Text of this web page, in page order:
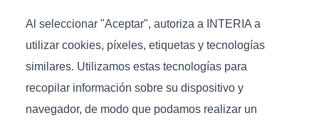
Al seleccionar "Aceptar", autoriza a INTERIA a
utilizar cookies, píxeles, etiquetas y tecnologías
similares. Utilizamos estas tecnologías para
recopilar información sobre su dispositivo y
navegador, de modo que podamos realizar un